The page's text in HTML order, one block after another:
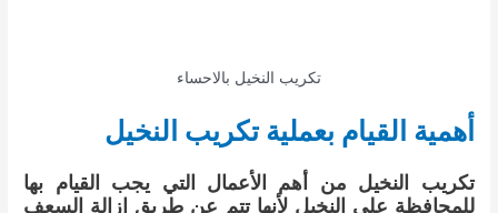
تكريب النخيل بالاحساء
أهمية القيام بعملية تكريب النخيل
تكريب النخيل من أهم الأعمال التي يجب القيام بها
للمحافظة على النخيل لأنها تتم عن طريق إزالة السعف